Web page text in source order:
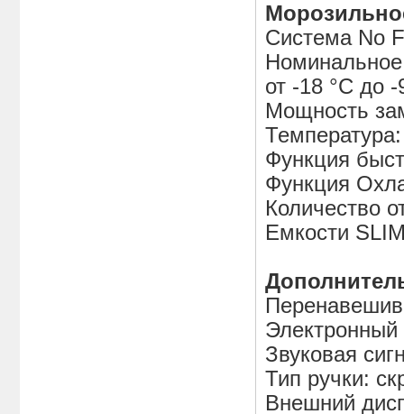
Система No
от -18 °C до
Мощность
Функция
Функция
Количество
Емкости
Звуковая
Тип ручки:
Внешний